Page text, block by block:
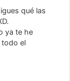
qué las
ya te he
todo el